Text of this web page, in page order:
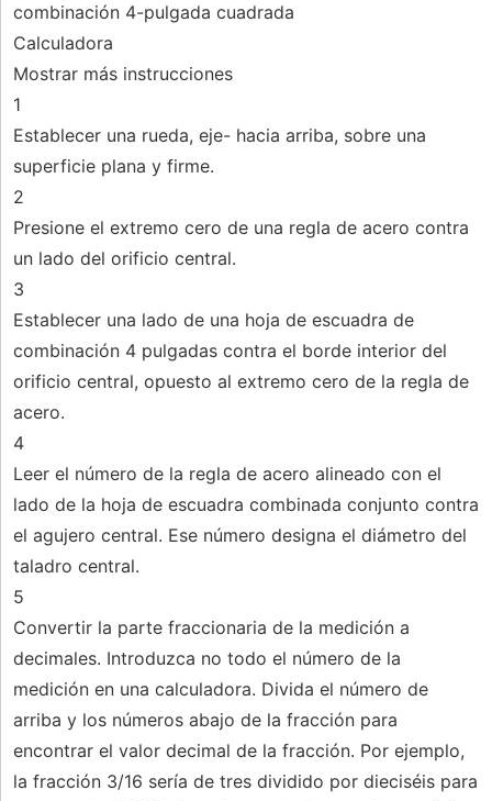
combinación 4-pulgada cuadrada
Calculadora
Mostrar más instrucciones
1
Establecer una rueda, eje- hacia arriba, sobre una
superficie plana y firme.
2
Presione el extremo cero de una regla de acero contra
un lado del orificio central.
3
Establecer una lado de una hoja de escuadra de
combinación 4 pulgadas contra el borde interior del
orificio central, opuesto al extremo cero de la regla de
acero.
4
Leer el número de la regla de acero alineado con el
lado de la hoja de escuadra combinada conjunto contra
el agujero central. Ese número designa el diámetro del
taladro central.
5
Convertir la parte fraccionaria de la medición a
decimales. Introduzca no todo el número de la
medición en una calculadora. Divida el número de
arriba y los números abajo de la fracción para
encontrar el valor decimal de la fracción. Por ejemplo,
la fracción 3/16 sería de tres dividido por dieciséis para